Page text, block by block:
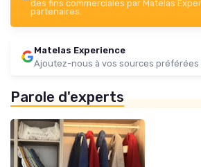
des fins commerciales par Matelas
partenaires.
Matelas Experience
Ajoutez-nous à vos sources préférées
Parole d'experts